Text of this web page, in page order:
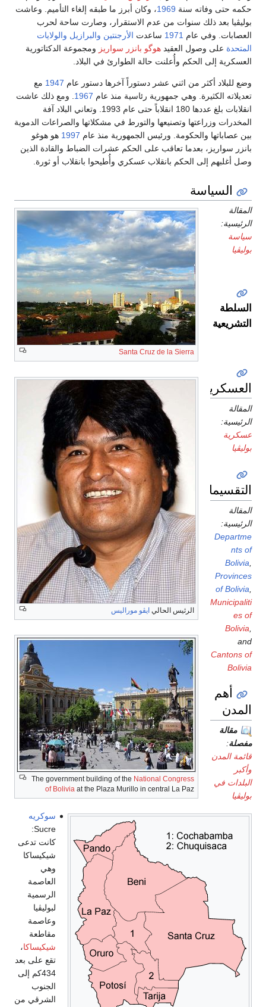
حكمه حتى وفاته سنة1969، وكان أبرز ما طبقه إلغاء التأميم. وعاشت
بوليڤيا بعد ذلك سنوات من عدم الاستقرار، وصارت ساحة لحرب
العصابات. وفي عام1971ساعدتالأرجنتين والبرازيل والولايات
المتحدةعلى وصول العقيدهوگو بانزر سواريزومجموعة الدكتاتورية
العسكرية إلى الحكم وأُعلنت حالة الطوارئ في البلاد.
وضع للبلاد أكثر من اثني عشر دستوراً آخرها دستور عام1947مع
تعديلاته الكثيرة. وهي جمهورية رئاسية منذ عام1967. ومع ذلك عاشت
انقلابات بلغ عددها 180 انقلاباً حتى عام 1993. وتعاني البلاد آفة
المخدرات وزراعتها وتصنيعها والتورط في مشكلاتها والصراعات الدموية
بين عصاباتها والحكومة. ورئيس الجمهورية منذ عام1997هو هوغو
بانزر سواريز، بعدما تعاقب على الحكم عشرات الضباط والقادة الذين
وصل أغلبهم إلى الحكم بانقلاب عسكري وأُطيحوا بانقلاب أو ثورة.
السياسة
Santa Cruz de la Sierra
الرئيس الحالي ايڤو موراليس
المقالة
الرئيسية:
سياسة
بوليڤيا
السلطة
التشريعية
The government building of theNational Congress
of Boliviaat the Plaza Murillo in central La Paz
العسكرية
المقالة
الرئيسية:
عسكرية
بوليڤيا
التقسيمات
المقالة
الرئيسية:
Departme
nts of
Bolivia
Provinces
of Bolivia
Municipaliti
es of
Bolivia
and
Cantons of
Bolivia
أهم
المدن
مقالة
مفصلة:
قائمة المدن
وأكبر
البلدات في
بوليڤيا
سوكريه
Sucre:
كانت تدعى
شيكيساكا
وهي
العاصمة
الرسمية
لبوليڤيا
وعاصمة
مقاطعة
شيكيساكا،
تقع على بعد
434كم إلى
الجنوب
الشرقي من